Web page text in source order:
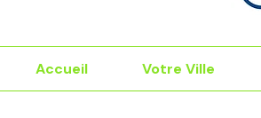
Accueil Votre Ville